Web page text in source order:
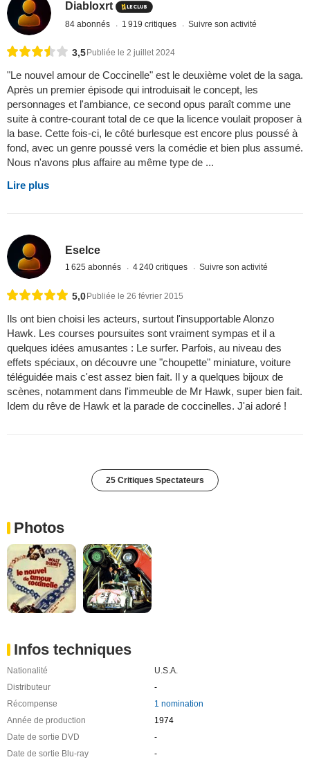
Diabloxrt
84 abonnés 1 919 critiques Suivre son activité
3,5Publiée le 2 juillet 2024
"Le nouvel amour de Coccinelle" est le deuxième volet de la saga.
Après un premier épisode qui introduisait le concept, les
personnages et l'ambiance, ce second opus paraît comme une
suite à contre-courant total de ce que la licence voulait proposer à
la base. Cette fois-ci, le côté burlesque est encore plus poussé à
fond, avec un genre poussé vers la comédie et bien plus assumé.
Nous n'avons plus affaire au même type de ...
Lire plus
Eselce
1 625 abonnés 4 240 critiques Suivre son activité
5,0 Publiée le 26 février 2015
Ils ont bien choisi les acteurs, surtout l'insupportable Alonzo
Hawk. Les courses poursuites sont vraiment sympas et il a
quelques idées amusantes : Le surfer. Parfois, au niveau des
effets spéciaux, on découvre une "choupette" miniature, voiture
téléguidée mais c'est assez bien fait. Il y a quelques bijoux de
scènes, notamment dans l'immeuble de Mr Hawk, super bien fait.
Idem du rêve de Hawk et la parade de coccinelles. J'ai adoré !
25 Critiques Spectateurs
Photos
Infos techniques
Nationalité
U.S.A.
Distributeur
-
Récompense
1 nomination
Année de production
1974
Date de sortie DVD
-
Date de sortie Blu-ray
-